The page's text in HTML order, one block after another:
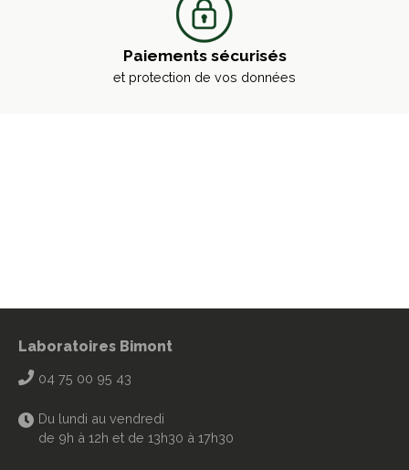
Paiements sécurisés
et protection de vos données
Laboratoires Bimont
04 75 00 95 43
Du lundi au vendredi
de 9h à 12h et de 13h30 à 17h30